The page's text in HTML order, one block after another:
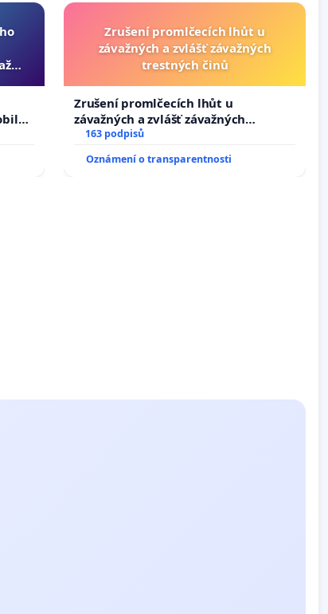
Zrušení promlčecích lhůt u
závažných a zvlášť závažných
trestných činů
Zrušení promlčecích lhůt u
závažných a zvlášť závažných
trestných činů
163 podpisů
Oznámení o transparentnosti